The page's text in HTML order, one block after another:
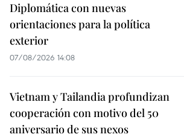
Diplomática con nuevas
orientaciones para la política
exterior
07/08/2026 14:08
Vietnam y Tailandia profundizan
cooperación con motivo del 50
aniversario de sus nexos